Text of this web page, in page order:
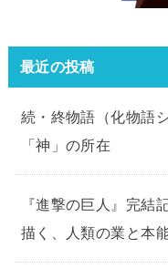
最近の投稿
続・終物語（化物語
「神」の所在
『進撃の巨人』完
描く、人類の業と本